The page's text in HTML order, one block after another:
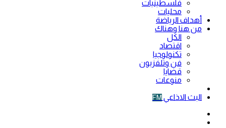
فلسطينيات
محليات
أهداف الرياضة
من هنا وهناك
الكل
اقتصاد
تكنولوجيا
فن وتلفزيون
قضايا
منوعات
البث الاذاعي FM